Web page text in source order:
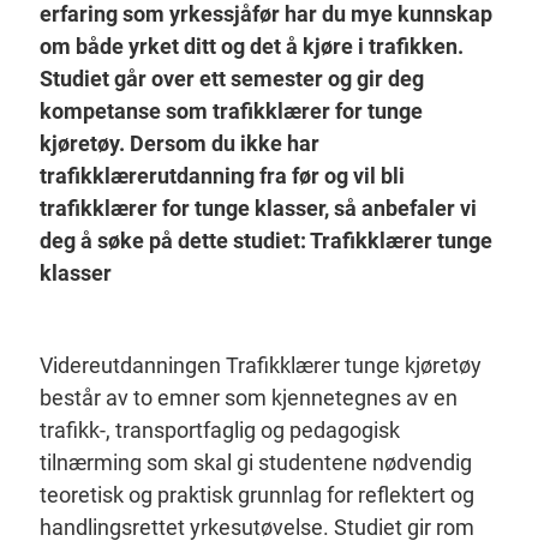
erfaring som yrkessjåfør har du mye kunnskap
om både yrket ditt og det å kjøre i trafikken.
Studiet går over ett semester og gir deg
kompetanse som trafikklærer for tunge
kjøretøy. Dersom du ikke har
trafikklærerutdanning fra før og vil bli
trafikklærer for tunge klasser, så anbefaler vi
deg å søke på dette studiet: Trafikklærer tunge
klasser
Videreutdanningen Trafikklærer tunge kjøretøy
består av to emner som kjennetegnes av en
trafikk-, transportfaglig og pedagogisk
tilnærming som skal gi studentene nødvendig
teoretisk og praktisk grunnlag for reflektert og
handlingsrettet yrkesutøvelse. Studiet gir rom